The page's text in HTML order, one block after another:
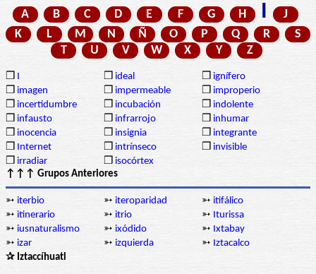
A B C D E F G H I
J
K
L M N Ñ O P Q R
S
T
U V W X Y Z
❒ I ❒ ideal ❒ ignífero
❒ imagen ❒ impermeable ❒ improperio
❒ incertidumbre ❒ incubación ❒ indolente
❒ infausto ❒ infrarrojo ❒ inhumar
❒ inocencia ❒ insignia ❒ integrante
❒ Internet ❒ intrínseco ❒ invisible
❒ irradiar ❒ isocórtex
↑↑↑ Grupos Anteriores
➳ iterbio ➳ iteroparidad ➳ itifálico
➳ itinerario ➳ itrio ➳ Iturissa
➳ iusnaturalismo ➳ ixódido ➳ Ixtabay
➳ izar ➳ izquierda ➳ Iztacalco
✰ Iztaccíhuatl